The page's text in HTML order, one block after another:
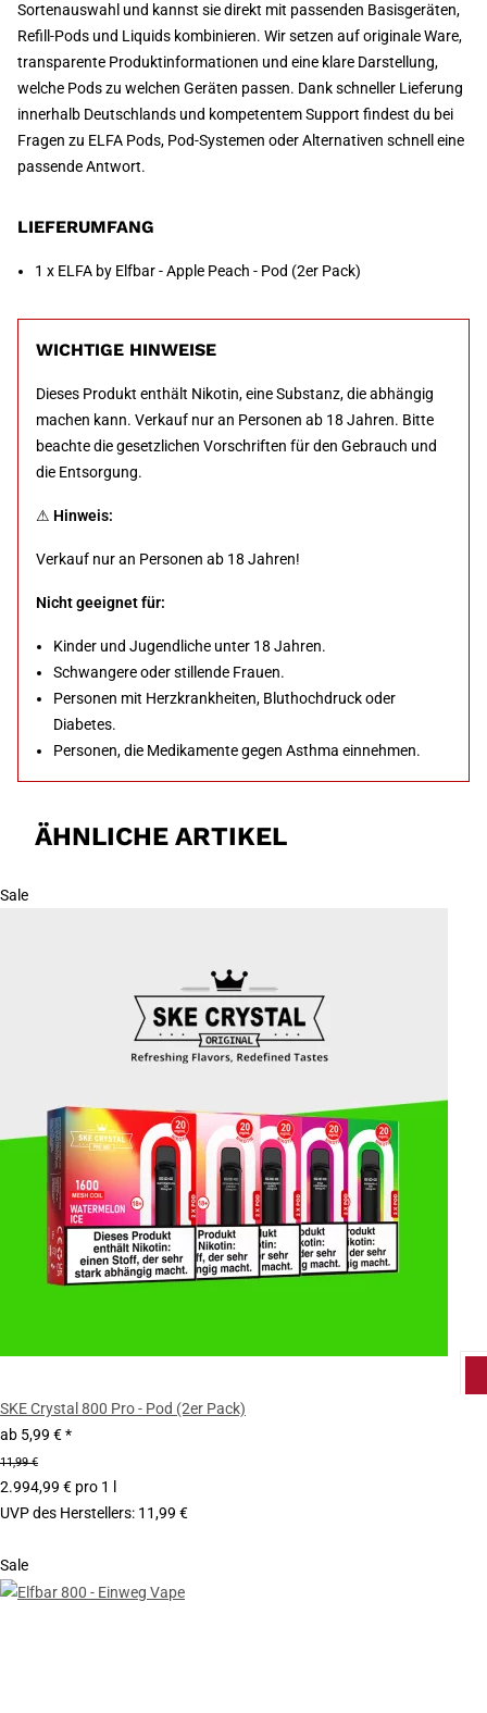
Sortenauswahl und kannst sie direkt mit passenden Basisgeräten,
Refill-Pods und Liquids kombinieren. Wir setzen auf originale Ware,
transparente Produktinformationen und eine klare Darstellung,
welche Pods zu welchen Geräten passen. Dank schneller Lieferung
innerhalb Deutschlands und kompetentem Support findest du bei
Fragen zu ELFA Pods, Pod-Systemen oder Alternativen schnell eine
passende Antwort.
LIEFERUMFANG
1 x ELFA by Elfbar - Apple Peach - Pod (2er Pack)
WICHTIGE HINWEISE
Dieses Produkt enthält Nikotin, eine Substanz, die abhängig
machen kann. Verkauf nur an Personen ab 18 Jahren. Bitte
beachte die gesetzlichen Vorschriften für den Gebrauch und
die Entsorgung.
⚠ Hinweis:
Verkauf nur an Personen ab 18 Jahren!
Nicht geeignet für:
Kinder und Jugendliche unter 18 Jahren.
Schwangere oder stillende Frauen.
Personen mit Herzkrankheiten, Bluthochdruck oder
Diabetes.
Personen, die Medikamente gegen Asthma einnehmen.
ÄHNLICHE ARTIKEL
Sale
SKE Crystal 800 Pro - Pod (2er Pack)
ab 5,99 €*
11,99 €
2.994,99 € pro 1 l
UVP des Herstellers: 11,99 €
Sale